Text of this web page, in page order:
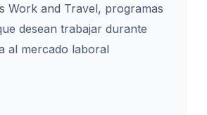
Work and Travel, programas
desean trabajar durante
al mercado laboral